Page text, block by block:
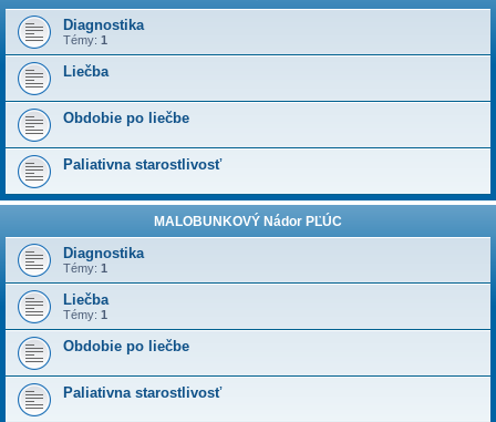
Diagnostika
Témy: 1
Liečba
Obdobie po liečbe
Paliativna starostlivosť
MALOBUNKOVÝ Nádor PĽÚC
Diagnostika
Témy: 1
Liečba
Témy: 1
Obdobie po liečbe
Paliativna starostlivosť